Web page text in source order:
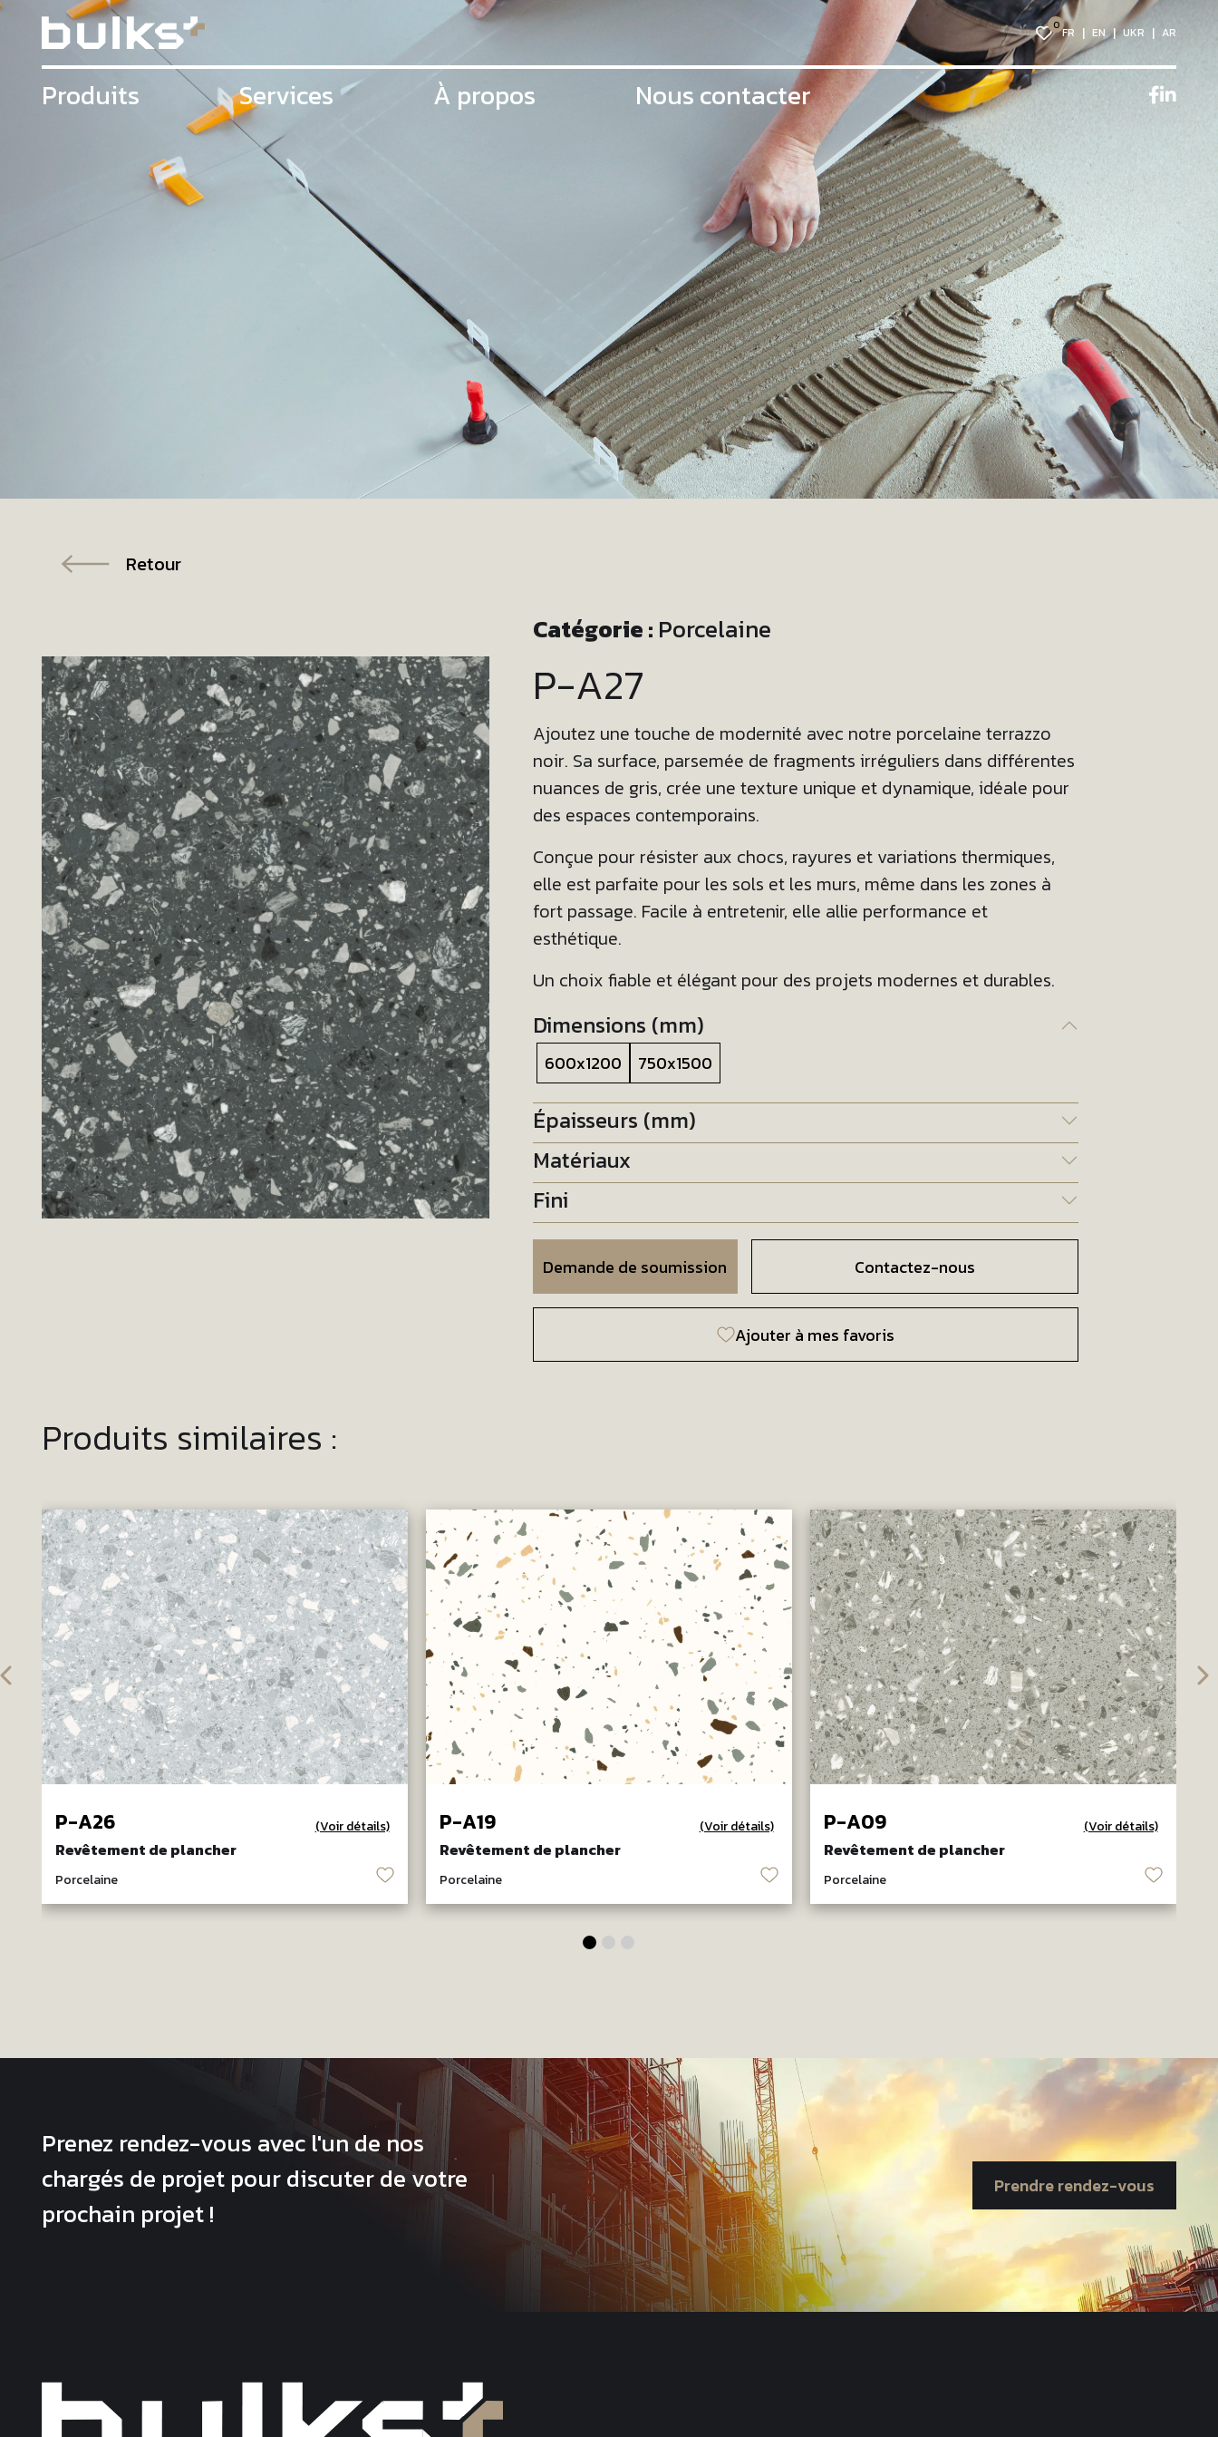
0 FR EN UKR AR
Produits Services À propos Nous contacter
Retour
Catégorie : Porcelaine
P-A27
Ajoutez une touche de modernité avec notre porcelaine terrazzo
noir. Sa surface, parsemée de fragments irréguliers dans différentes
nuances de gris, crée une texture unique et dynamique, idéale pour
des espaces contemporains.
Conçue pour résister aux chocs, rayures et variations thermiques,
elle est parfaite pour les sols et les murs, même dans les zones à
fort passage. Facile à entretenir, elle allie performance et
esthétique.
Un choix fiable et élégant pour des projets modernes et durables.
Dimensions (mm)
600x1200 750x1500
Épaisseurs (mm)
Matériaux
Fini
Demande de soumission Contactez-nous
Ajouter à mes favoris
Produits similaires :
P-A26 (Voir détails)
Revêtement de plancher
Porcelaine ♡
P-A19 (Voir détails)
Revêtement de plancher
Porcelaine ♡
P-A09 (Voir détails)
Revêtement de plancher
Porcelaine ♡
Prenez rendez-vous avec l'un de nos
chargés de projet pour discuter de votre
prochain projet !
Prendre rendez-vous